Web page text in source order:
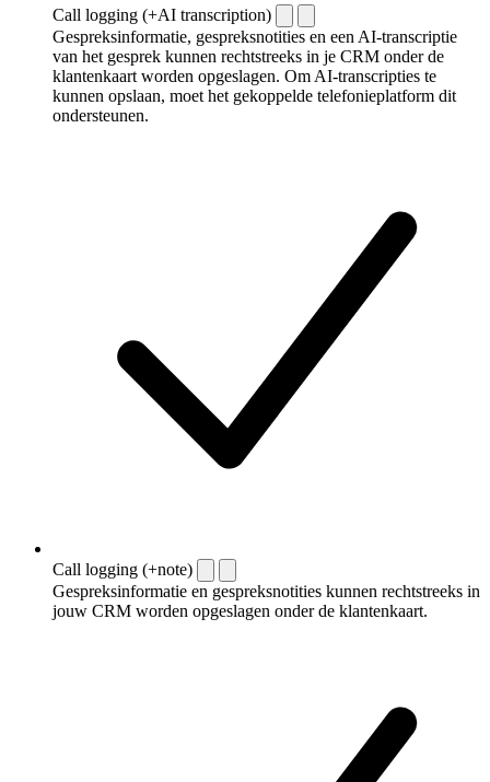
Call logging (+AI transcription)
Gespreksinformatie, gespreksnotities en een AI-transcriptie
van het gesprek kunnen rechtstreeks in je CRM onder de
klantenkaart worden opgeslagen. Om AI-transcripties te
kunnen opslaan, moet het gekoppelde telefonieplatform dit
ondersteunen.
Call logging (+note)
Gespreksinformatie en gespreksnotities kunnen rechtstreeks in
jouw CRM worden opgeslagen onder de klantenkaart.